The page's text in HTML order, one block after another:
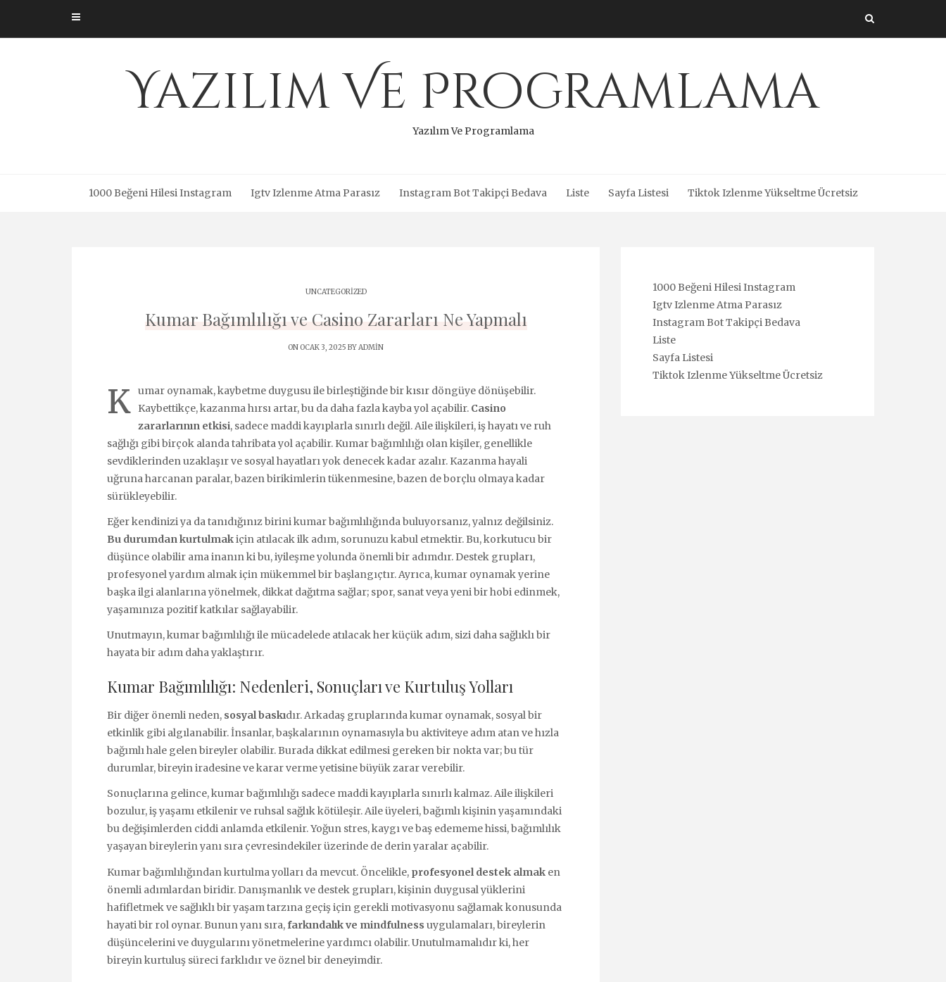
content
Yazılım Ve Programlama
Yazılım Ve Programlama
1000 Beğeni Hilesi Instagram Igtv Izlenme Atma Parasız Instagram Bot Takipçi Bedava Liste Sayfa Listesi Tiktok Izlenme Yükseltme Ücretsiz
UNCATEGORIZED
Kumar Bağımlılığı ve Casino Zararları Ne Yapmalı
ON OCAK 3, 2025 BYADMIN
K umar oynamak, kaybetme duygusu ile birleştiğinde bir kısır döngüye dönüşebilir.
Kaybettikçe, kazanma hırsı artar, bu da daha fazla kayba yol açabilir. Casino
zararlarının etkisi, sadece maddi kayıplarla sınırlı değil. Aile ilişkileri, iş hayatı ve ruh
sağlığı gibi birçok alanda tahribata yol açabilir. Kumar bağımlılığı olan kişiler, genellikle
sevdiklerinden uzaklaşır ve sosyal hayatları yok denecek kadar azalır. Kazanma hayali
uğruna harcanan paralar, bazen birikimlerin tükenmesine, bazen de borçlu olmaya kadar
sürükleyebilir.
Eğer kendinizi ya da tanıdığınız birini kumar bağımlılığında buluyorsanız, yalnız değilsiniz.
Bu durumdan kurtulmakiçin atılacak ilk adım, sorunuzu kabul etmektir. Bu, korkutucu bir
düşünce olabilir ama inanın ki bu, iyileşme yolunda önemli bir adımdır. Destek grupları,
profesyonel yardım almak için mükemmel bir başlangıçtır. Ayrıca, kumar oynamak yerine
başka ilgi alanlarına yönelmek, dikkat dağıtma sağlar; spor, sanat veya yeni bir hobi edinmek,
yaşamınıza pozitif katkılar sağlayabilir.
Unutmayın, kumar bağımlılığı ile mücadelede atılacak her küçük adım, sizi daha sağlıklı bir
hayata bir adım daha yaklaştırır.
Kumar Bağımlılığı: Nedenleri, Sonuçları ve Kurtuluş Yolları
Bir diğer önemli neden, sosyal baskıdır. Arkadaş gruplarında kumar oynamak, sosyal bir
etkinlik gibi algılanabilir. İnsanlar, başkalarının oynamasıyla bu aktiviteye adım atan ve hızla
bağımlı hale gelen bireyler olabilir. Burada dikkat edilmesi gereken bir nokta var; bu tür
durumlar, bireyin iradesine ve karar verme yetisine büyük zarar verebilir.
Sonuçlarına gelince, kumar bağımlılığı sadece maddi kayıplarla sınırlı kalmaz. Aile ilişkileri
bozulur, iş yaşamı etkilenir ve ruhsal sağlık kötüleşir. Aile üyeleri, bağımlı kişinin yaşamındaki
bu değişimlerden ciddi anlamda etkilenir. Yoğun stres, kaygı ve baş edememe hissi, bağımlılık
yaşayan bireylerin yanı sıra çevresindekiler üzerinde de derin yaralar açabilir.
Kumar bağımlılığından kurtulma yolları da mevcut. Öncelikle, profesyonel destek almak en
önemli adımlardan biridir. Danışmanlık ve destek grupları, kişinin duygusal yüklerini
hafifletmek ve sağlıklı bir yaşam tarzına geçiş için gerekli motivasyonu sağlamak konusunda
hayati bir rol oynar. Bunun yanı sıra, farkındalık ve mindfulness uygulamaları, bireylerin
düşüncelerini ve duygularını yönetmelerine yardımcı olabilir. Unutulmamalıdır ki, her
bireyin kurtuluş süreci farklıdır ve öznel bir deneyimdir.
1000 Beğeni Hilesi Instagram
Igtv Izlenme Atma Parasız
Instagram Bot Takipçi Bedava
Liste
Sayfa Listesi
Tiktok Izlenme Yükseltme Ücretsiz